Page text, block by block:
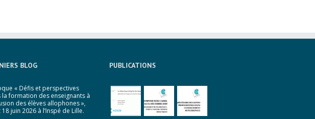
BLOG
« Défis et perspectives
la formation des enseignants à
des élèves allophones »,
18 juin 2026 à l’Inspé de Lille.
PUBLICATIONS